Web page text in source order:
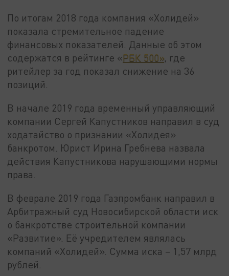
По итогам 2018 года компания «Холидей»
показала стремительное падение
финансовых показателей. Данные об этом
содержатся в рейтинге «РБК 500», где
ритейлер за год показал снижение на 36
позиций.
В начале 2019 года временный управляющий
компании Сергей Капустников направил в суд
ходатайство о признании «Холидея»
банкротом. Юрист Ирина Гребнева назвала
действия Капустникова нарушающими нормы
права.
В феврале 2019 года Газпромбанк направил в
Арбитражный суд Новосибирской области иск
о банкротстве строительной компании
«Развитие». Её учредителем являлась
компаний «Холидей». Сумма иска – 1,57 млрд
рублей.